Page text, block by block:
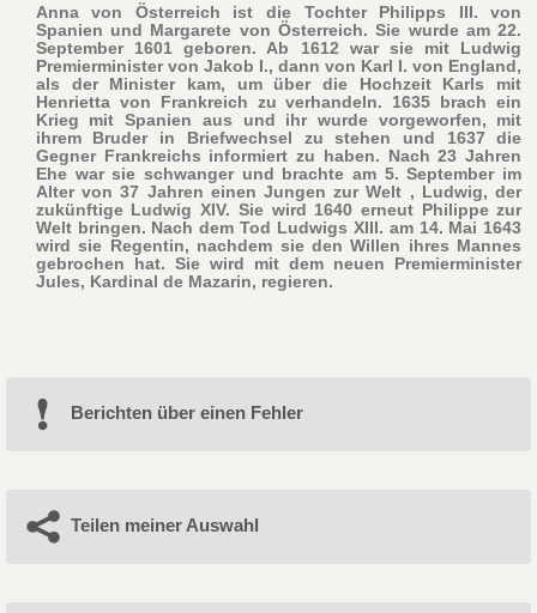
Anna von Österreich ist die Tochter Philipps III. von
Spanien und Margarete von Österreich. Sie wurde am 22.
September 1601 geboren. Ab 1612 war sie mit Ludwig
Premierminister von Jakob I., dann von Karl I. von England,
als der Minister kam, um über die Hochzeit Karls mit
Henrietta von Frankreich zu verhandeln. 1635 brach ein
Krieg mit Spanien aus und ihr wurde vorgeworfen, mit
ihrem Bruder in Briefwechsel zu stehen und 1637 die
Gegner Frankreichs informiert zu haben. Nach 23 Jahren
Ehe war sie schwanger und brachte am 5. September im
Alter von 37 Jahren einen Jungen zur Welt , Ludwig, der
zukünftige Ludwig XIV. Sie wird 1640 erneut Philippe zur
Welt bringen. Nach dem Tod Ludwigs XIII. am 14. Mai 1643
wird sie Regentin, nachdem sie den Willen ihres Mannes
gebrochen hat. Sie wird mit dem neuen Premierminister
Jules, Kardinal de Mazarin, regieren.
Berichten über einen Fehler
Teilen meiner Auswahl